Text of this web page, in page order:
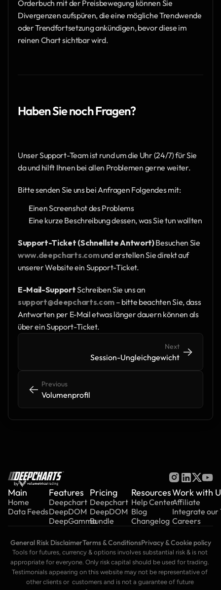
Orderbuch mit der Preisbewegung können Sie
Divergenzen aufspüren, die eine mögliche Trendwende
oder Trendfortsetzung ankündigen, bevor diese im
reinen Chart sichtbar wird.
Haben Sie noch Fragen?
Unser Support-Team ist rund um die Uhr (24/7) für Sie
da und hilft Ihnen bei allen Problemen gerne weiter.
Bitte senden Sie uns bei Anfragen Folgendes mit:
Einen Screenshot des Problems
Eine kurze Beschreibung dessen, was Sie tun wollten
Support-Ticket (Schnellste Antwort)
www.deepcharts.com und erstellen Sie direkt auf
unserer Website ein Support-Ticket.
E-Mail-Support
support@deepcharts.com – bitte beachten Sie, dass
Antworten per E-Mail etwas länger dauern können als
über ein Support-Ticket.
<- <-
Previous
Volumenprofil
Next
Session-Ungleichgewicht
-> ->
by
Main
Home
Data Feeds
Features
Deepchart
DeepDOM
DeepGamma
Pricing
Deepchart
DeepDOM
Bundle
Resources
Help Center
Blog
Changelog
Work with
Affiliate
Integrate our
Careers
General Risk DisclaimerTerms & ConditionsPrivacy & Cookie policy
Tools for futures, currency & options involves substantial risk & is not
appropriate for everyone. Only risk capital should be used for trading.
Testimonials appearing on this website may not be representative of
other clients or  customers and is not a guarantee of future